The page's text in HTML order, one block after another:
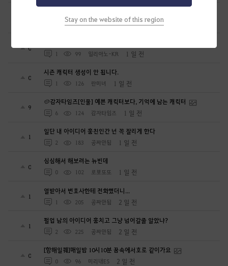
Stay on the website of this region
122 Hemination-KR 1 일 전
0
1 99 일리아노-KR 1 일 전
0
시즌 캐릭터 생성이 안 됩니다.
1 126 란미녀 1 일 전
9
🥔감자타임즈[인물] 예쁜 캐릭터보다, 기억에 남는 캐릭터
6 124 감자타임즈 1 일 전
1
일단 내 아이디어 훔친인간 넌 꼭 잘리게 한다
2 183 공짜안됨 1 일 전
0
심심해서 해보려는 뉴빈데
0 102 로뽀또또 1 일 전
1
열받아서 변호사한테 전화했더니...
1 205 공짜안됨 2 일 전
1
펄업 남의 아이디어 훔치고 그냥 넘어갈줄 알았냐?
2 225 공짜안됨 2 일 전
0
[항해일퀘]매일밤 10시10분 꿈속에서호로 같이가요
0 96 미리내ES 2 일 전